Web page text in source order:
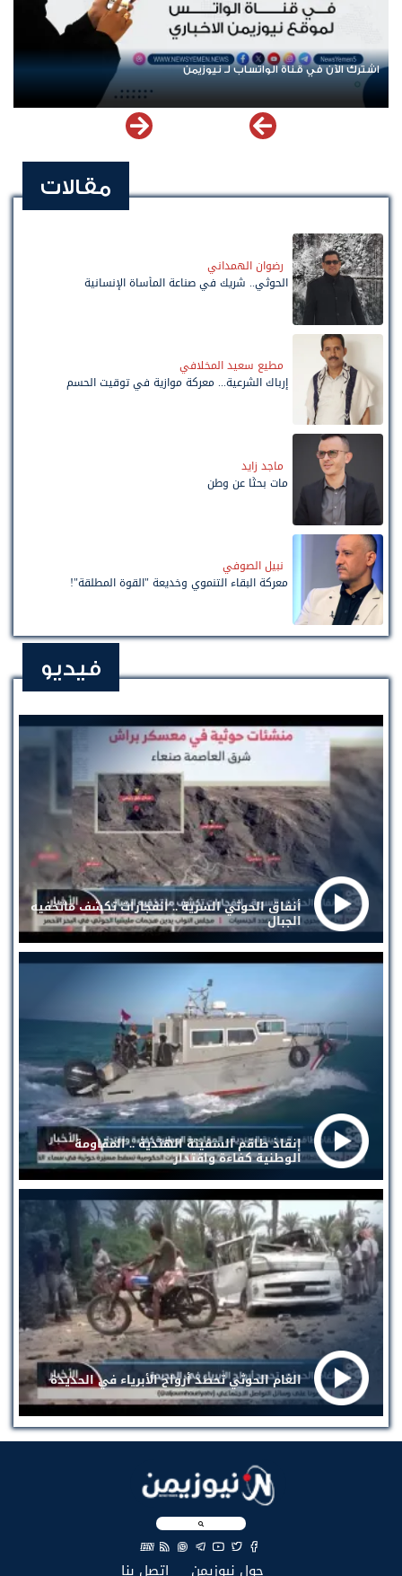
اشترك الآن في قناة الواتساب لـ نيوزيمن
مقالات
رضوان الهمداني
الحوثي.. شريك في صناعة المأساة الإنسانية
مطيع سعيد المخلافي
إرباك الشرعية... معركة موازية في توقيت الحسم
ماجد زايد
مات بحثًا عن وطن
نبيل الصوفي
معركة البقاء التنموي وخديعة "القوة المطلقة"!
فيديو
أنفاق الحوثي السرية .. انفجارات تكشف ماتخفيه
الجبال
إنقاذ طاقم السفينة الهندية .. المقاومة
الوطنية كفاءة واقتدار
الغام الحوثي تحصد أرواح الأبرياء في الحديدة
EN